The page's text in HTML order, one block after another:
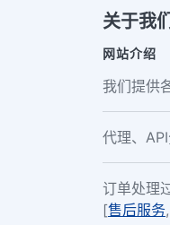
关于我
网站介绍
我们提供
代理、
订单处理
[售后服务